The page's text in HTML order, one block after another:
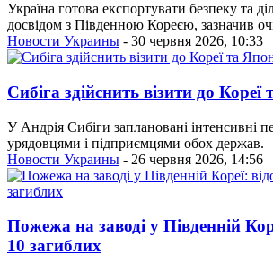
Україна готова експортувати безпеку та
досвідом з Південною Кореєю, зазначив
Новости Украины - 30 червня 2026, 10:33
Сибіга здійснить візити до Кореї
У Андрія Сибіги заплановані інтенсивні
урядовцями і підприємцями обох держав.
Новости Украины - 26 червня 2026, 14:56
Пожежа на заводі у Південній
10 загиблих